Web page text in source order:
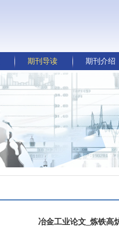
期刊导读 期刊介绍
冶金工业论文_炼铁高